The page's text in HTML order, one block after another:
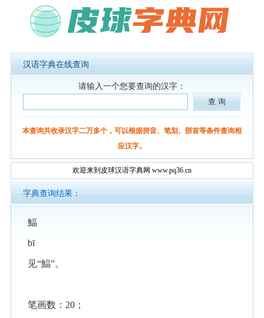
汉语字典在线查询
请输入一个您要查询的汉字：
本查询共收录汉字二万多个，可以根据拼音、笔划、部首等条件查询相
应汉字。
欢迎来到皮球汉语字典网 www.pq36.cn
字典查询结果：
鰏
bī
见“鰏”。
笔画数：20；